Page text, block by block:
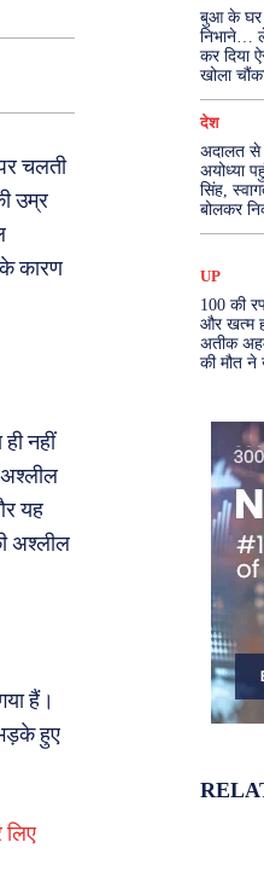
चलती
उम्र
के कारण
नहीं
यह
अश्लील
हैं।
हुए
लिए
बुआ के घर
निभाने…
कर दिया
खोला
देश
अदालत से
अयोध्या
सिंह,
बोलकर
UP
100 की
और खत्म
अतीक
की मौत